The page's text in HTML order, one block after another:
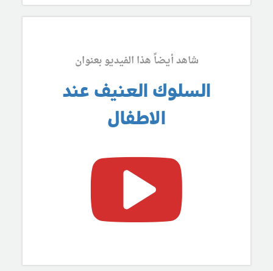
شاهد أيضاً هذا الفيديو بعنوان
السلوك العنيف عند
الاطفال